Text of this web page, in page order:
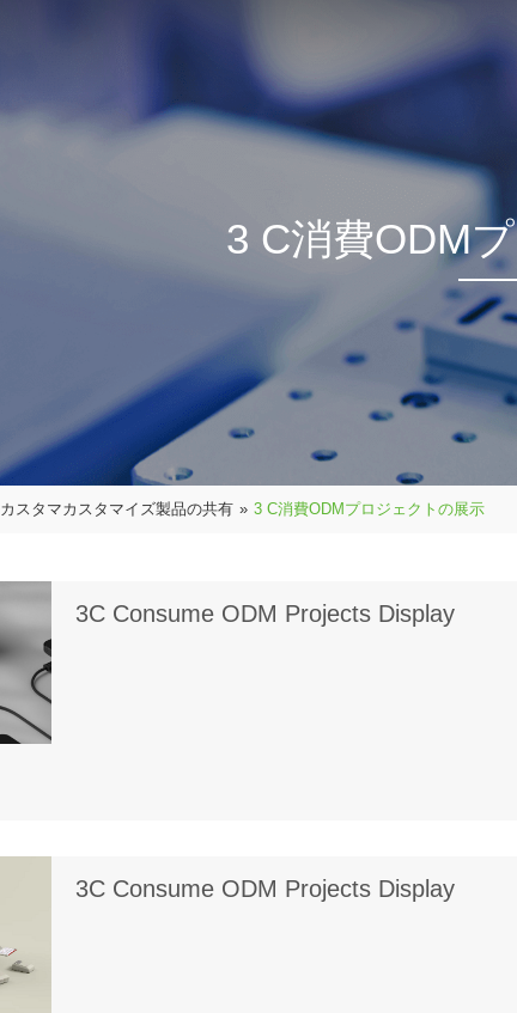
3 C消費ODM
カスタマカスタマイズ製品の共有 » 3 C消費ODMプロジェクトの展示
3C Consume ODM Projects Display
3C Consume ODM Projects Display